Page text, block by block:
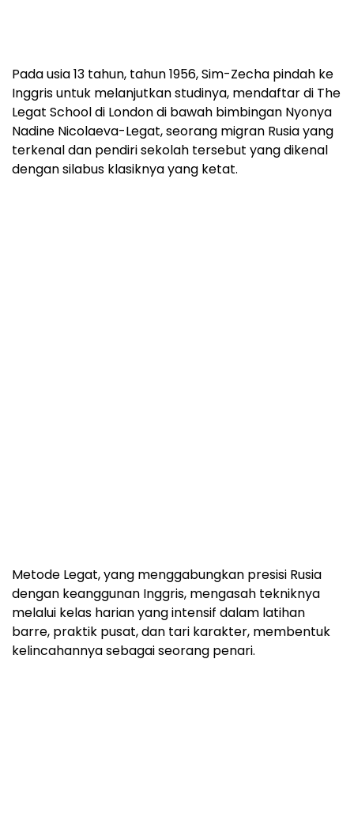
Pada usia 13 tahun, tahun 1956, Sim-Zecha pindah ke
Inggris untuk melanjutkan studinya, mendaftar di The
Legat School di London di bawah bimbingan Nyonya
Nadine Nicolaeva-Legat, seorang migran Rusia yang
terkenal dan pendiri sekolah tersebut yang dikenal
dengan silabus klasiknya yang ketat.
Metode Legat, yang menggabungkan presisi Rusia
dengan keanggunan Inggris, mengasah tekniknya
melalui kelas harian yang intensif dalam latihan
barre, praktik pusat, dan tari karakter, membentuk
kelincahannya sebagai seorang penari.